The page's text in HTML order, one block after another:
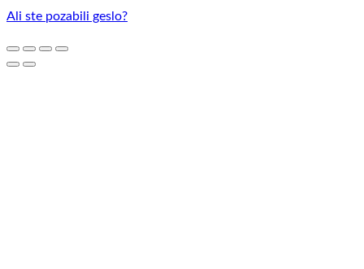
Ali ste pozabili geslo?